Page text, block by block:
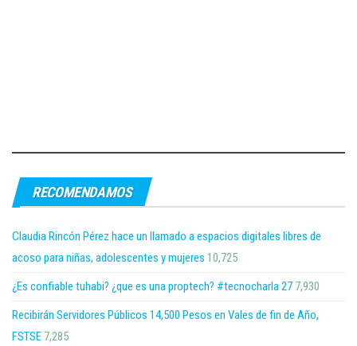
RECOMENDAMOS
Claudia Rincón Pérez hace un llamado a espacios digitales libres de
acoso para niñas, adolescentes y mujeres 10,725
¿Es confiable tuhabi? ¿que es una proptech? #tecnocharla 27 7,930
Recibirán Servidores Públicos 14,500 Pesos en Vales de fin de Año,
FSTSE 7,285